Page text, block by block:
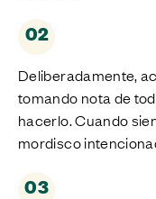
02
Deliberadamente,
tomando nota de
hacerlo. Cuando
mordisco
03